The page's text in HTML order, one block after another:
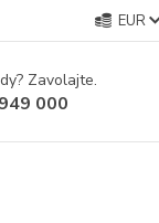
EUR
Zavolajte.
000